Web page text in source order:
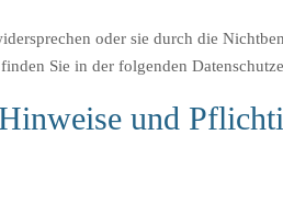
oder sie durch die
Sie in der folgenden
und